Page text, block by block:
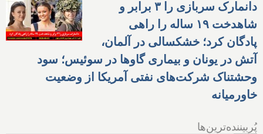
دانمارک سربازی را ۳ برابر و
شاهدخت ۱۹ ساله را راهی
پادگان کرد؛ خشکسالی در آلمان،
آتش در یونان و بیماری گاوها در سوئیس؛ سود
وحشتناک شرکت‌های نفتی آمریکا از وضعیت
خاورمیانه
پُربیننده‌ترین‌ها